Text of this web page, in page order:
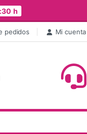
h
pedidos Mi cuenta